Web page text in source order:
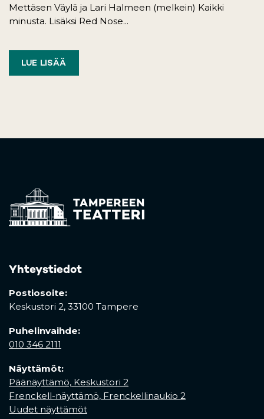
Mettäsen Väylä ja Lari Halmeen (melkein) Kaikki
minusta. Lisäksi Red Nose...
LUE LISÄÄ
Yhteystiedot
Postiosoite:
Keskustori 2, 33100 Tampere
Puhelinvaihde:
010 346 2111
Näyttämöt:
Päänäyttämö, Keskustori 2
Frenckell-näyttämö, Frenckellinaukio 2
Uudet näyttämöt